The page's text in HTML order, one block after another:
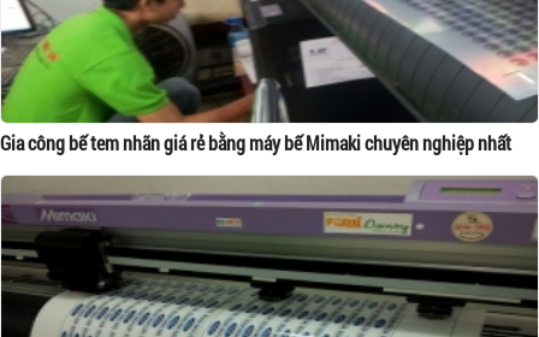
Gia công bế tem nhãn giá rẻ bằng máy bế Mimaki chuyên nghiệp nhất